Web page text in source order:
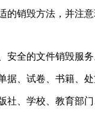
销毁方法，并注
安全的文件销毁服务
、试卷、书籍、
、学校、教育部